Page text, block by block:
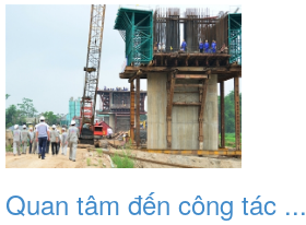
Quan tâm đến công tác ...